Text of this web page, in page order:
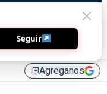
library_addAgreganos
Seguir